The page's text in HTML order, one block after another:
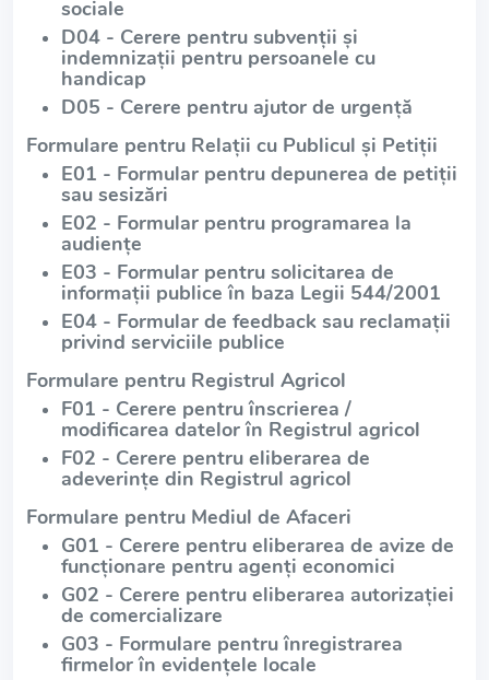
sociale
D04 - Cerere pentru subvenții și
indemnizații pentru persoanele cu
handicap
D05 - Cerere pentru ajutor de urgență
Formulare pentru Relații cu Publicul și Petiții
E01 - Formular pentru depunerea de petiții
sau sesizări
E02 - Formular pentru programarea la
audiențe
E03 - Formular pentru solicitarea de
informații publice în baza Legii 544/2001
E04 - Formular de feedback sau reclamații
privind serviciile publice
Formulare pentru Registrul Agricol
F01 - Cerere pentru înscrierea /
modificarea datelor în Registrul agricol
F02 - Cerere pentru eliberarea de
adeverințe din Registrul agricol
Formulare pentru Mediul de Afaceri
G01 - Cerere pentru eliberarea de avize de
funcționare pentru agenți economici
G02 - Cerere pentru eliberarea autorizației
de comercializare
G03 - Formulare pentru înregistrarea
firmelor în evidențele locale